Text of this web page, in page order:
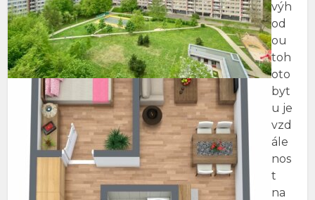
výh
od
ou
toh
oto
byt
u je
vzd
ále
nos
t
na